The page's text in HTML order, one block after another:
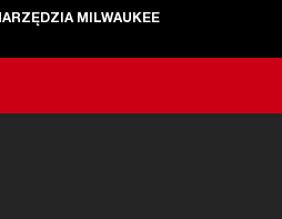
MILWAUKEE